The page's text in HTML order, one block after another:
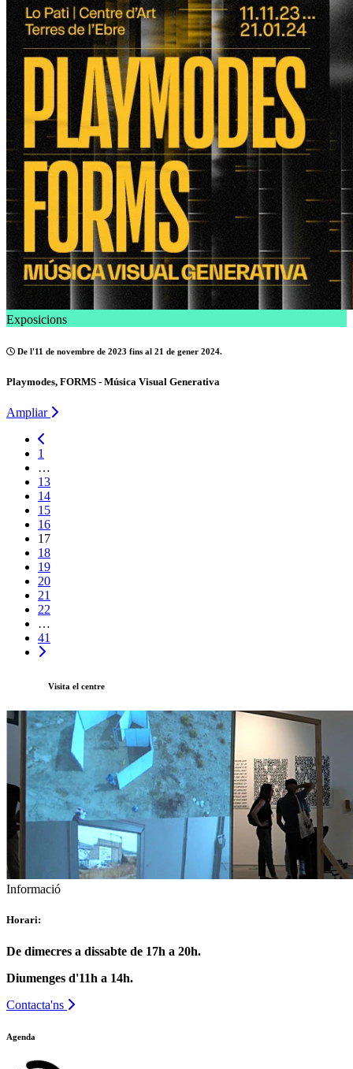
Exposicions
De l'11 de novembre de 2023 fins al 21 de gener 2024.
Playmodes, FORMS - Música Visual Generativa
Ampliar
1
…
13
14
15
16
17
18
19
20
21
22
…
41
Visita el centre
Informació
Horari:
De dimecres a dissabte de 17h a 20h.
Diumenges d'11h a 14h.
Contacta'ns
Agenda